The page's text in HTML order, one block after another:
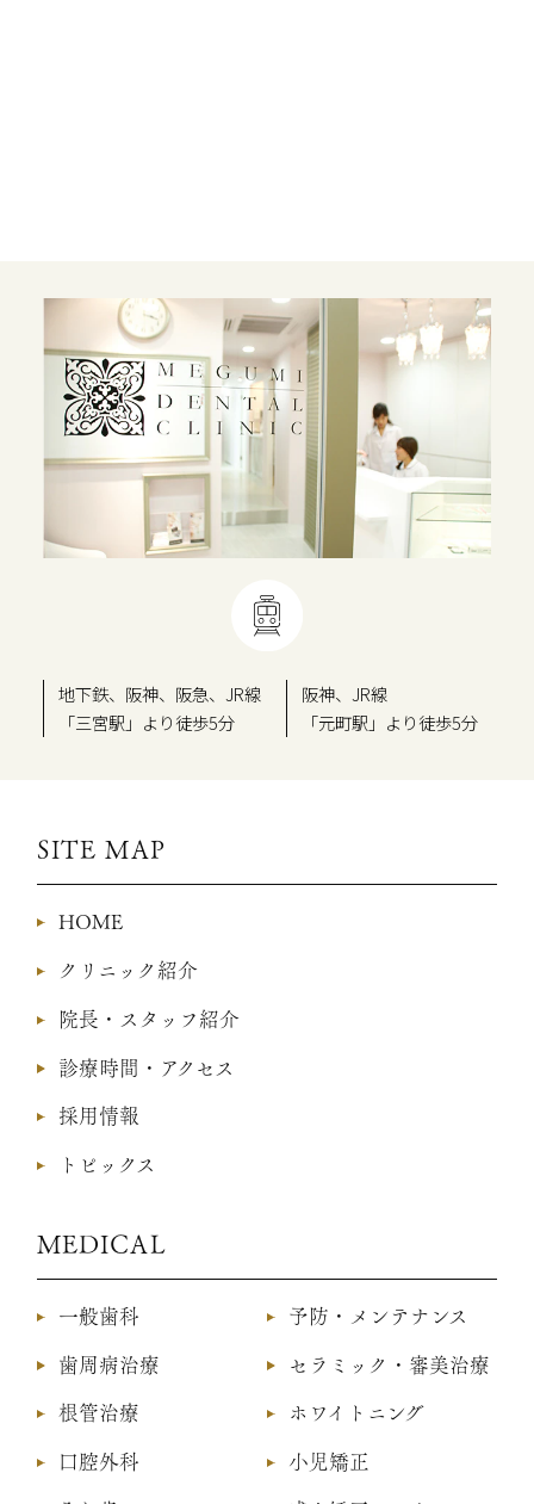
地下鉄、阪神、阪急、JR線
「三宮駅」より徒歩5分
阪神、JR線
「元町駅」より徒歩5分
SITE MAP
HOME
クリニック紹介
院長・スタッフ紹介
診療時間・アクセス
採用情報
トピックス
MEDICAL
一般歯科
歯周病治療
根管治療
口腔外科
予防・メンテナンス
セラミック・審美治療
ホワイトニング
小児矯正